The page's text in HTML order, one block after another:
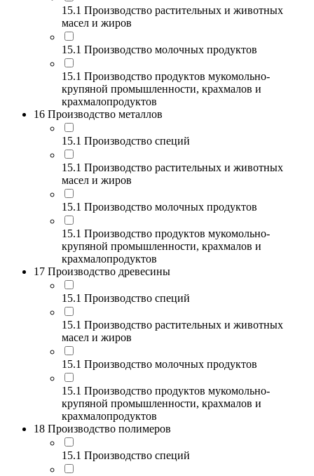
15.1 Производство растительных и животных
масел и жиров
15.1 Производство молочных продуктов
15.1 Производство продуктов мукомольно-
крупяной промышленности, крахмалов и
крахмалопродуктов
16 Производство металлов
15.1 Производство специй
15.1 Производство растительных и животных
масел и жиров
15.1 Производство молочных продуктов
15.1 Производство продуктов мукомольно-
крупяной промышленности, крахмалов и
крахмалопродуктов
17 Производство древесины
15.1 Производство специй
15.1 Производство растительных и животных
масел и жиров
15.1 Производство молочных продуктов
15.1 Производство продуктов мукомольно-
крупяной промышленности, крахмалов и
крахмалопродуктов
18 Производство полимеров
15.1 Производство специй